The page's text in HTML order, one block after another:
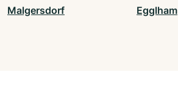
Malgersdorf Egglham